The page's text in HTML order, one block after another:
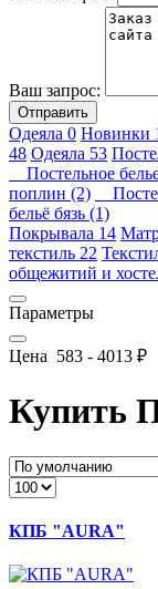
Ваш запрос:
Отправить
Одеяла 0 Новинки
48 Одеяла 53
Постельное
поплин (2)
бельё бязь (1)
Покрывала 14
текстиль 22
общежитий и
Параметры
Цена 583 - 4013 ₽
Купить
КПБ "AURA"